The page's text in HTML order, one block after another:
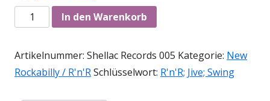
Anzahl In den Warenkorb
Artikelnummer: Shellac Records 005 Kategorie: New
Rockabilly / R'n'RSchlüsselwort: R'n'R; Jive; Swing